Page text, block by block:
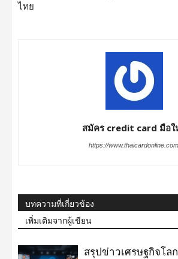
ไทย
สมัคร credit card มือใ
https://
บทความที่เกี่ยวข้อง
เพิ่มเติมจากผู้เขียน
สรุปข่าวเศรษฐกิจโล